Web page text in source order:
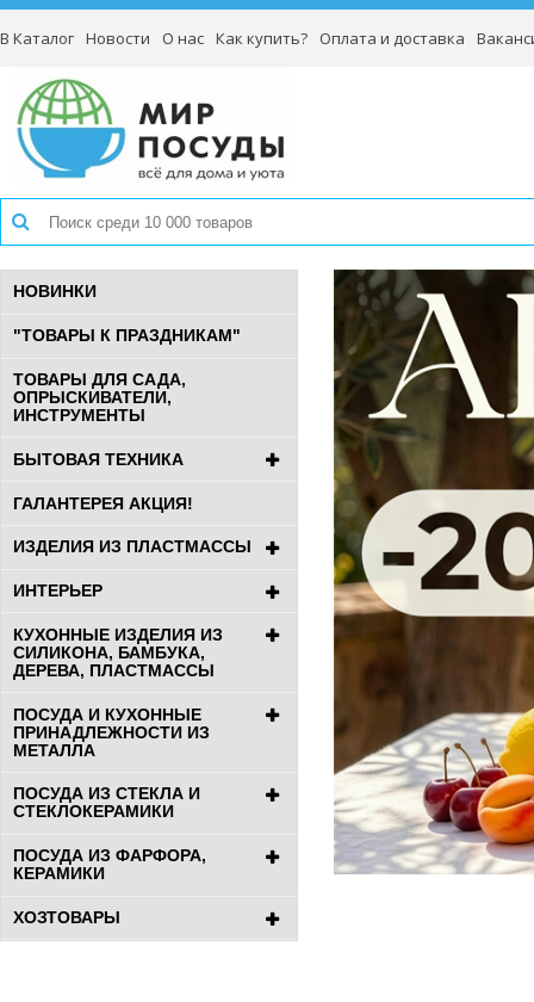
В Каталог Новости О нас Как купить? Оплата и доставка
НОВИНКИ
"ТОВАРЫ К ПРАЗДНИКАМ"
ТОВАРЫ ДЛЯ САДА,
ОПРЫСКИВАТЕЛИ,
ИНСТРУМЕНТЫ
БЫТОВАЯ ТЕХНИКА
ГАЛАНТЕРЕЯ АКЦИЯ!
ИЗДЕЛИЯ ИЗ ПЛАСТМАССЫ
ИНТЕРЬЕР
КУХОННЫЕ ИЗДЕЛИЯ ИЗ
СИЛИКОНА, БАМБУКА,
ДЕРЕВА, ПЛАСТМАССЫ
ПОСУДА И КУХОННЫЕ
ПРИНАДЛЕЖНОСТИ ИЗ
МЕТАЛЛА
ПОСУДА ИЗ СТЕКЛА И
СТЕКЛОКЕРАМИКИ
ПОСУДА ИЗ ФАРФОРА,
КЕРАМИКИ
ХОЗТОВАРЫ